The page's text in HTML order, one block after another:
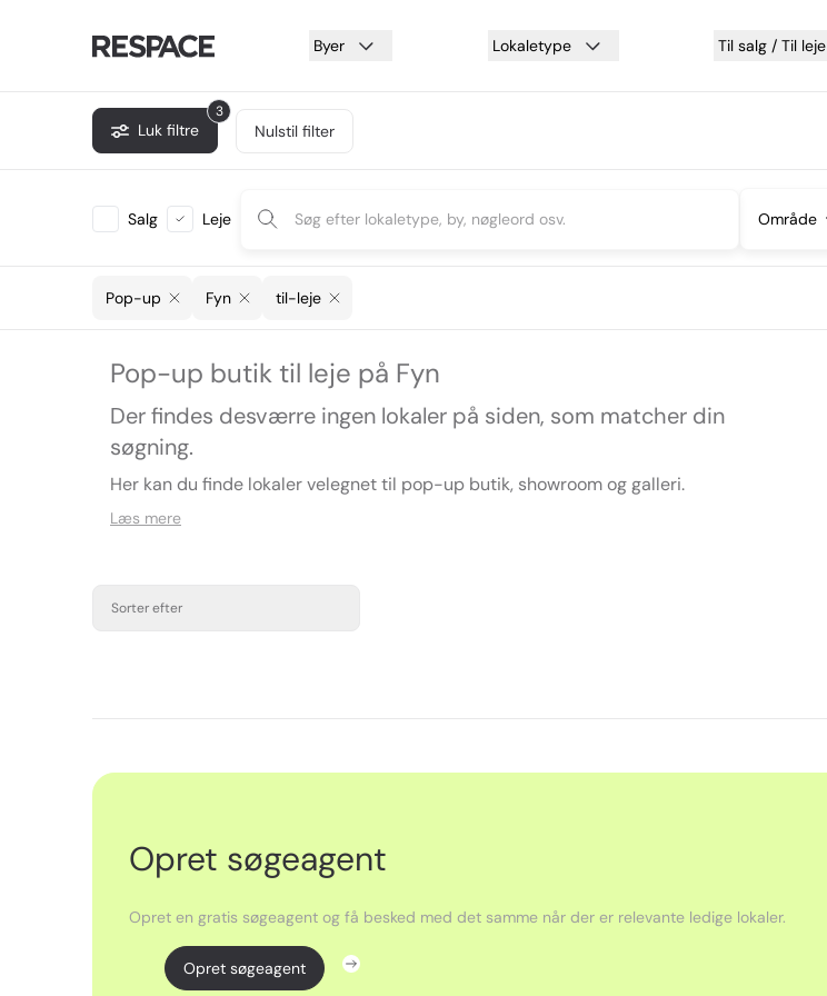
Byer Lokaletype Til salg / Til leje
3
Luk filtre Nulstil filter
Salg Leje Område
Pop-up Fyn til-leje
Pop-up butik til leje på Fyn
Der findes desværre ingen lokaler på siden, som matcher din
søgning.
Her kan du finde lokaler velegnet til pop-up butik, showroom og galleri.
Læs mere
Sorter efter
Opret søgeagent
Opret en gratis søgeagent og få besked med det samme når der er relevante ledige lokaler.
Opret søgeagent